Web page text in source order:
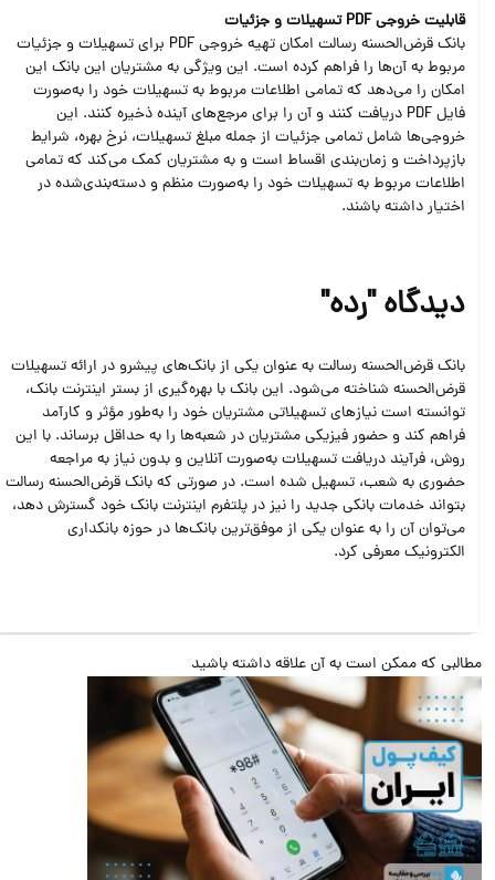
قابلیت خروجی PDF تسهیلات و جزئیات
بانک قرض‌الحسنه رسالت امکان تهیه خروجی PDF برای تسهیلات و جزئیات
مربوط به آن‌ها را فراهم کرده است. این ویژگی به مشتریان این بانک این
امکان را می‌دهد که تمامی اطلاعات مربوط به تسهیلات خود را به‌صورت
فایل PDF دریافت کنند و آن را برای مرجع‌های آینده ذخیره کنند. این
خروجی‌ها شامل تمامی جزئیات از جمله مبلغ تسهیلات، نرخ بهره، شرایط
بازپرداخت و زمان‌بندی اقساط است و به مشتریان کمک می‌کند که تمامی
اطلاعات مربوط به تسهیلات خود را به‌صورت منظم و دسته‌بندی‌شده در
اختیار داشته باشند.
دیدگاه "رده"
بانک قرض‌الحسنه رسالت به عنوان یکی از بانک‌های پیشرو در ارائه تسهیلات
قرض‌الحسنه شناخته می‌شود. این بانک با بهره‌گیری از بستر اینترنت بانک،
توانسته است نیازهای تسهیلاتی مشتریان خود را به‌طور مؤثر و کارآمد
فراهم کند و حضور فیزیکی مشتریان در شعبه‌ها را به حداقل برساند. با این
روش، فرآیند دریافت تسهیلات به‌صورت آنلاین و بدون نیاز به مراجعه
حضوری به شعب، تسهیل شده است. در صورتی که بانک قرض‌الحسنه رسالت
بتواند خدمات بانکی جدید را نیز در پلتفرم اینترنت بانک خود گسترش دهد،
می‌توان آن را به عنوان یکی از موفق‌ترین بانک‌ها در حوزه بانکداری
الکترونیک معرفی کرد.
که ممکن است به آن علاقه داشته باشید